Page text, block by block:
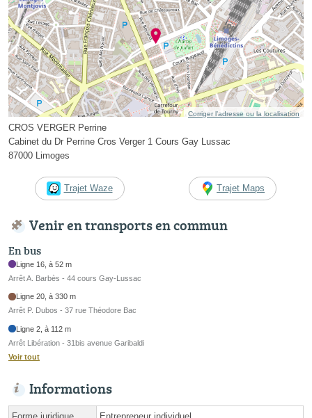
Corriger l’adresse ou la localisation
CROS VERGER Perrine
Cabinet du Dr Perrine Cros Verger 1 Cours Gay Lussac
87000 Limoges
Trajet Waze Trajet Maps
Venir en transports en commun
En bus
Ligne 16, à 52 m
Arrêt A. Barbès - 44 cours Gay-Lussac
Ligne 20, à 330 m
Arrêt P. Dubos - 37 rue Théodore Bac
Ligne 2, à 112 m
Arrêt Libération - 31bis avenue Garibaldi
Voir tout
Informations